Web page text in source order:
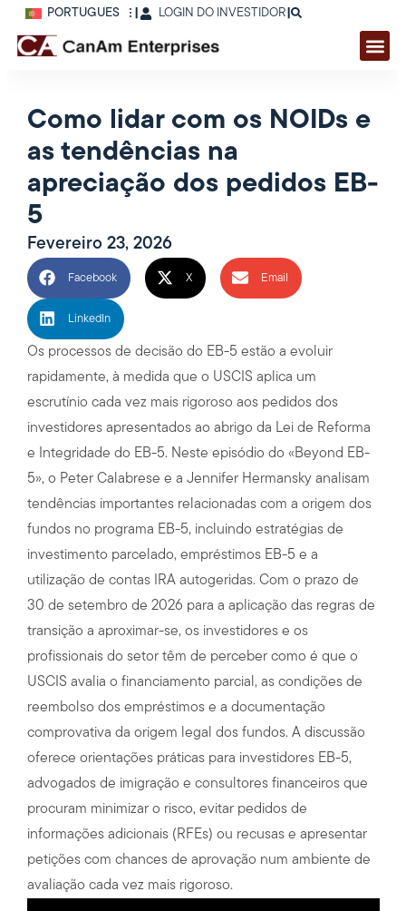
PORTUGUÊS LOGIN DO INVESTIDOR |
Como lidar com os NOIDs e
as tendências na
apreciação dos pedidos EB-
5
Fevereiro 23, 2026
Facebook X Email
LinkedIn
Os processos de decisão do EB-5 estão a evoluir
rapidamente, à medida que o USCIS aplica um
escrutínio cada vez mais rigoroso aos pedidos dos
investidores apresentados ao abrigo da Lei de Reforma
e Integridade do EB-5. Neste episódio do «Beyond EB-
5», o Peter Calabrese e a Jennifer Hermansky analisam
tendências importantes relacionadas com a origem dos
fundos no programa EB-5, incluindo estratégias de
investimento parcelado, empréstimos EB-5 e a
utilização de contas IRA autogeridas. Com o prazo de
30 de setembro de 2026 para a aplicação das regras de
transição a aproximar-se, os investidores e os
profissionais do setor têm de perceber como é que o
USCIS avalia o financiamento parcial, as condições de
reembolso dos empréstimos e a documentação
comprovativa da origem legal dos fundos. A discussão
oferece orientações práticas para investidores EB-5,
advogados de imigração e consultores financeiros que
procuram minimizar o risco, evitar pedidos de
informações adicionais (RFEs) ou recusas e apresentar
petições com chances de aprovação num ambiente de
avaliação cada vez mais rigoroso.